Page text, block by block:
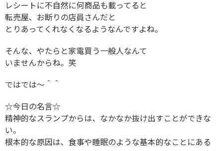
レシートに不自然に何商品も載ってると
転売屋、お断りの店員さんだと
とりあってくれなくなるようなんですよね。
そんな、やたらと家電買う一般人なんて
いませんからね。笑
ではでは〜＾＾
☆今日の名言☆
精神的なスランプからは、なかなか抜け出すことができな
い。
根本的な原因は、食事や睡眠のような基本的なことにある